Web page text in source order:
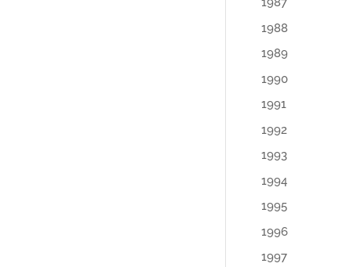
1988
1989
1990
1991
1992
1993
1994
1995
1996
1997